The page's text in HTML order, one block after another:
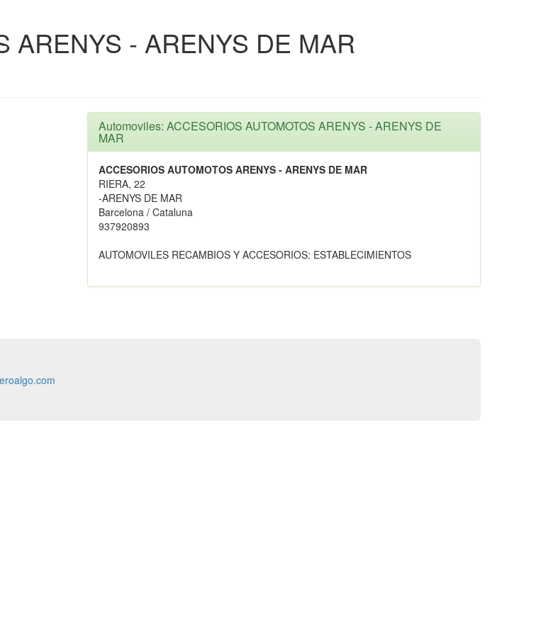
ARENYS - ARENYS DE MAR
Automoviles: ACCESORIOS AUTOMOTOS ARENYS - ARENYS DE
MAR
ACCESORIOS AUTOMOTOS ARENYS - ARENYS DE MAR
RIERA, 22
-ARENYS DE MAR
Barcelona / Cataluna
937920893
AUTOMOVILES RECAMBIOS Y ACCESORIOS: ESTABLECIMIENTOS